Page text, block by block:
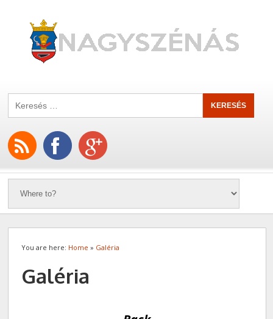
You are here: Home » Galéria
Galéria